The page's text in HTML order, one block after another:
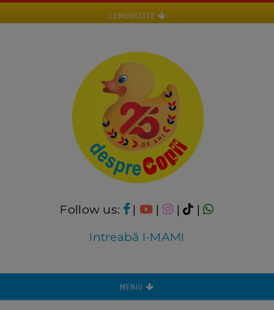
COMUNITATE
Follow us: | | |
|
Intreabă I-MAMI
MENIU